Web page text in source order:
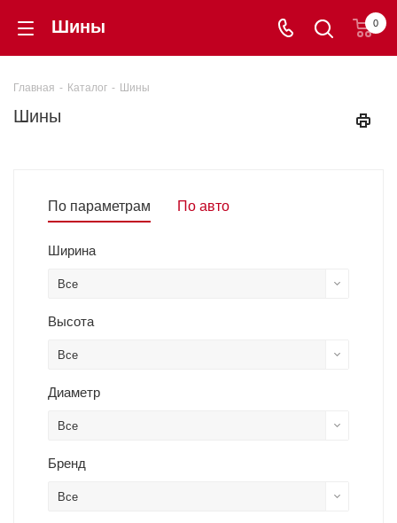
Шины 0
Главная - Каталог - Шины
Шины
По параметрам По авто
Ширина
Все
Высота
Все
Диаметр
Все
Бренд
Все